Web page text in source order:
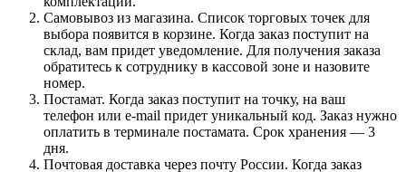
Самовывоз из магазина. Список торговых точек для
выбора появится в корзине. Когда заказ поступит на
склад, вам придет уведомление. Для получения заказа
обратитесь к сотруднику в кассовой зоне и назовите
номер.
Постамат. Когда заказ поступит на точку, на ваш
телефон или e-mail придет уникальный код. Заказ нужно
оплатить в терминале постамата. Срок хранения — 3
дня.
Почтовая доставка через почту России. Когда заказ